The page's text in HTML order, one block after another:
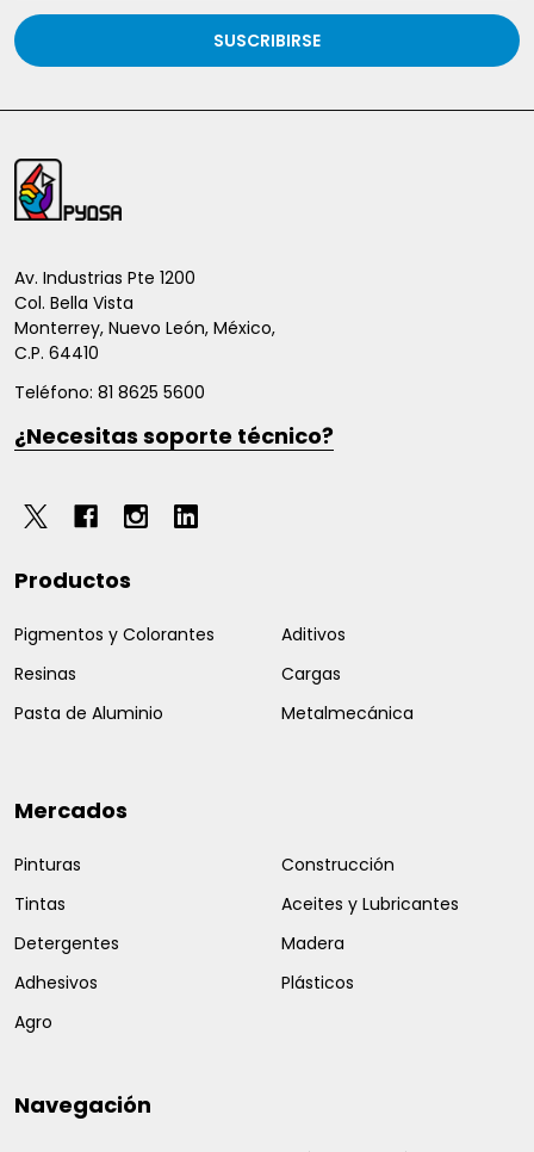
correo
electrónico
SUSCRIBIRSE
Inicio
del
de
página
Av. Industrias Pte 1200
Col. Bella Vista
Monterrey, Nuevo León, México,
C.P. 64410
Teléfono: 81 8625 5600
¿Necesitas soporte técnico?
Productos
Pigmentos y Colorantes
Resinas
Pasta de Aluminio
Aditivos
Cargas
Metalmecánica
Mercados
Pinturas
Tintas
Detergentes
Adhesivos
Agro
Construcción
Aceites y Lubricantes
Madera
Plásticos
Navegación